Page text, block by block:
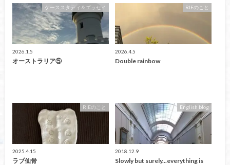
ケーススタディ＆エッセイ
2026.1.5
オーストラリア⑤
RIEのこと
2026.4.5
Double rainbow
RIEのこと
2025.4.15
ラブ仙骨
English blog
2018.12.9
Slowly but surely...everything is